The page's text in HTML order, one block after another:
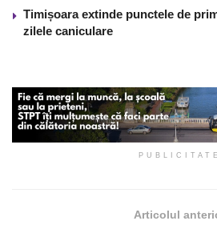
Timișoara extinde punctele de
zilele caniculare
PUBLICITATE
Articolul